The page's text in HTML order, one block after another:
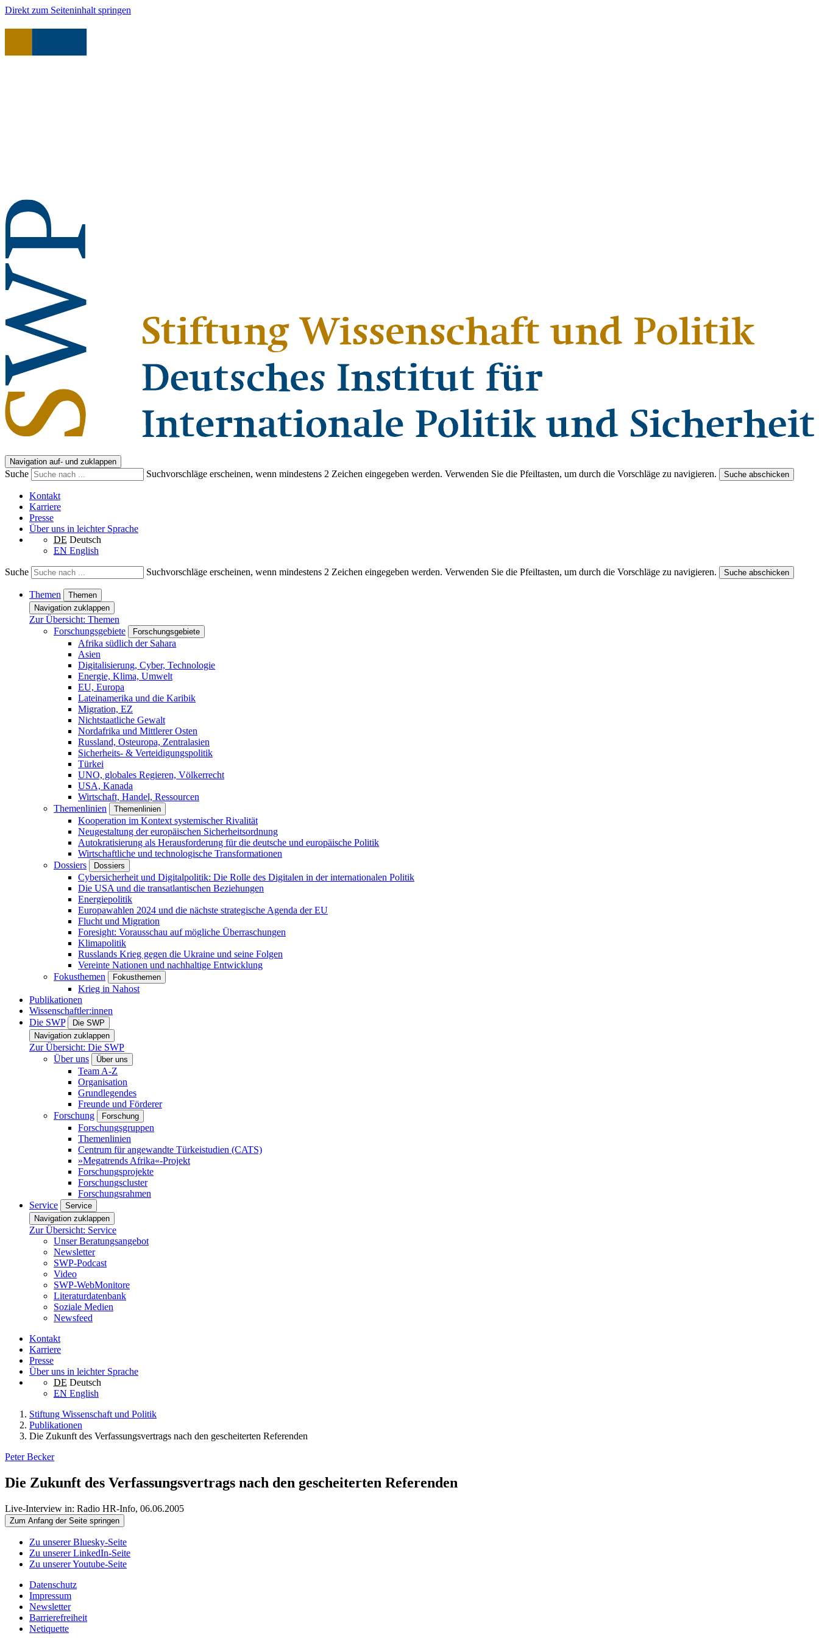
Direkt zum Seiteninhalt springen
Navigation auf- und zuklappen
Suche Suchvorschläge erscheinen, wenn mindestens 2 Zeichen eingegeben werden. Verwenden Sie die Pfeiltasten, um durch die Vorschläge zu navigieren. Suche abschicken
Kontakt
Karriere
Presse
Über uns in leichter Sprache
DE Deutsch
EN English
Suche Suchvorschläge erscheinen, wenn mindestens 2 Zeichen eingegeben werden. Verwenden Sie die Pfeiltasten, um durch die Vorschläge zu navigieren. Suche abschicken
Themen
Themen
Navigation zuklappen
Zur Übersicht: Themen
Forschungsgebiete
Forschungsgebiete
Afrika südlich der Sahara
Asien
Digitalisierung, Cyber, Technologie
Energie, Klima, Umwelt
EU, Europa
Lateinamerika und die Karibik
Migration, EZ
Nichtstaatliche Gewalt
Nordafrika und Mittlerer Osten
Russland, Osteuropa, Zentralasien
Sicherheits- & Verteidigungspolitik
Türkei
UNO, globales Regieren, Völkerrecht
USA, Kanada
Wirtschaft, Handel, Ressourcen
Themenlinien
Themenlinien
Kooperation im Kontext systemischer Rivalität
Neugestaltung der europäischen Sicherheitsordnung
Autokratisierung als Herausforderung für die deutsche und europäische Politik
Wirtschaftliche und technologische Transformationen
Dossiers
Dossiers
Cybersicherheit und Digitalpolitik: Die Rolle des Digitalen in der internationalen Politik
Die USA und die transatlantischen Beziehungen
Energiepolitik
Europawahlen 2024 und die nächste strategische Agenda der EU
Flucht und Migration
Foresight: Vorausschau auf mögliche Überraschungen
Klimapolitik
Russlands Krieg gegen die Ukraine und seine Folgen
Vereinte Nationen und nachhaltige Entwicklung
Fokusthemen
Fokusthemen
Krieg in Nahost
Publikationen
Wissenschaftler:innen
Die SWP
Die SWP
Navigation zuklappen
Zur Übersicht: Die SWP
Über uns
Über uns
Team A-Z
Organisation
Grundlegendes
Freunde und Förderer
Forschung
Forschung
Forschungsgruppen
Themenlinien
Centrum für angewandte Türkeistudien (CATS)
»Megatrends Afrika«-Projekt
Forschungsprojekte
Forschungscluster
Forschungsrahmen
Service
Service
Navigation zuklappen
Zur Übersicht: Service
Unser Beratungsangebot
Newsletter
SWP-Podcast
Video
SWP-WebMonitore
Literaturdatenbank
Soziale Medien
Newsfeed
Kontakt
Karriere
Presse
Über uns in leichter Sprache
DE Deutsch
EN English
Stiftung Wissenschaft und Politik
Publikationen
Die Zukunft des Verfassungsvertrags nach den gescheiterten Referenden
Peter Becker
Die Zukunft des Verfassungsvertrags nach den gescheiterten Referenden
Live-Interview in: Radio HR-Info, 06.06.2005
Zum Anfang der Seite springen
Zu unserer Bluesky-Seite
Zu unserer LinkedIn-Seite
Zu unserer Youtube-Seite
Datenschutz
Impressum
Newsletter
Barrierefreiheit
Netiquette